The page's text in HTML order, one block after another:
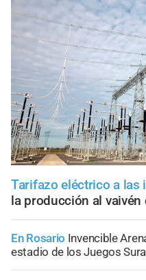
Tarifazo eléctrico a las
la producción al
En Rosario Invencible
estadio de los Juegos